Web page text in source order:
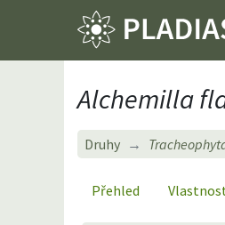
Alchemilla
Druhy
Přehled